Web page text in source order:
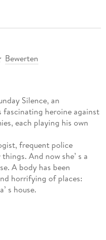
Bewerten
Silence, an
heroine against
each playing his own
frequent police
And now she’ s a
A body has been
horrifying of places:
s house.
. . .